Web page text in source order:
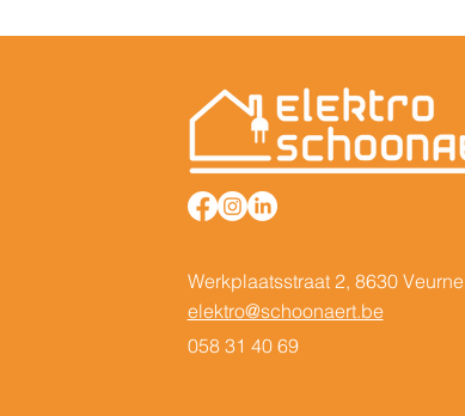
Werkplaatsstraat 2, 8630 Veurne
elektro@schoonaert.be
058 31 40 69